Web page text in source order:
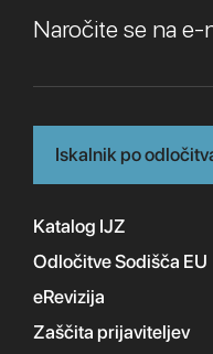
Naročite se na e-
Iskalnik po
Katalog IJZ
Odločitve Sodišča EU
eRevizija
Zaščita prijaviteljev